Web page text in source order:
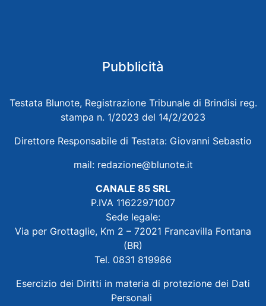
Pubblicità
Testata Blunote, Registrazione Tribunale di Brindisi reg.
stampa n. 1/2023 del 14/2/2023
Direttore Responsabile di Testata: Giovanni Sebastio
mail: redazione@blunote.it
CANALE 85 SRL
P.IVA 11622971007
Sede legale:
Via per Grottaglie, Km 2 – 72021 Francavilla Fontana
(BR)
Tel. 0831 819986
Esercizio dei Diritti in materia di protezione dei Dati
Personali